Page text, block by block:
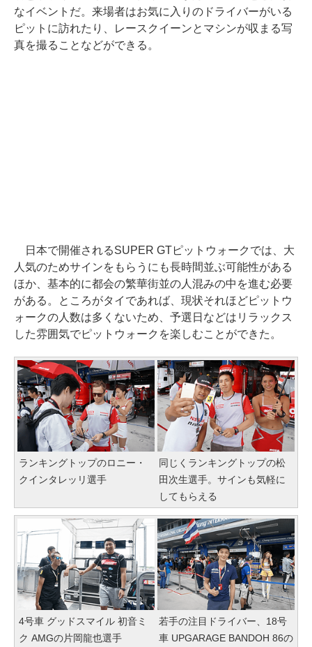
なイベントだ。来場者はお気に入りのドライバーがいる
ピットに訪れたり、レースクイーンとマシンが収まる写
真を撮ることなどができる。
日本で開催されるSUPER GTピットウォークでは、大
人気のためサインをもらうにも長時間並ぶ可能性がある
ほか、基本的に都会の繁華街並の人混みの中を進む必要
がある。ところがタイであれば、現状それほどピットウ
ォークの人数は多くないため、予選日などはリラックス
した雰囲気でピットウォークを楽しむことができた。
ランキングトップのロニー・
クインタレッリ選手
同じくランキングトップの松
田次生選手。サインも気軽に
してもらえる
4号車 グッドスマイル 初音ミ
ク AMGの片岡龍也選手
若手の注目ドライバー、18号
車 UPGARAGE BANDOH 86の